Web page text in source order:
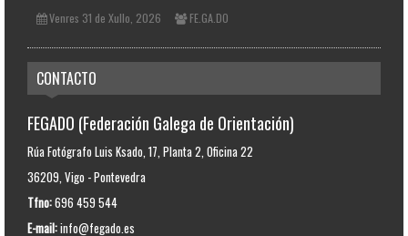
Venres 31 de Xullo, 2026 FE.GA.DO
CONTACTO
FEGADO (Federación Galega de Orientación)
Rúa Fotógrafo Luis Ksado, 17, Planta 2, Oficina 22
36209, Vigo - Pontevedra
Tfno:696 459 544
E-mail:info@fegado.es